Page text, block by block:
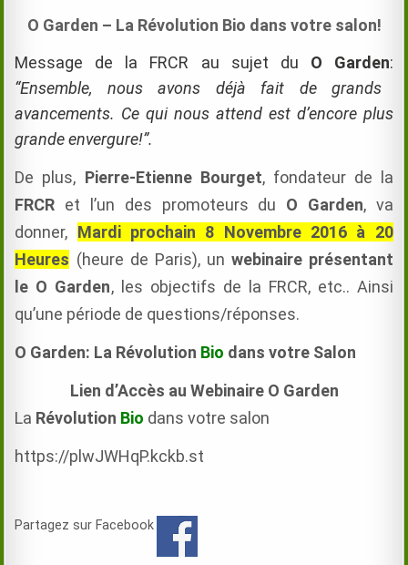
O Garden – La Révolution Bio dans votre salon!
Message de la FRCR au sujet du O Garden:
“Ensemble, nous avons déjà fait de grands
avancements. Ce qui nous attend est d’encore plus
grande envergure!”.
De plus, Pierre-Etienne Bourget, fondateur de la
FRCR et l’un des promoteurs du O Garden, va
donner, Mardi prochain 8 Novembre 2016 à 20
Heures (heure de Paris),un webinaireprésentant
le O Garden, les objectifs de la FRCR, etc.. Ainsi
qu’une période de questions/réponses.
O Garden: La Révolution Bio dans votre Salon
Lien d’Accès au Webinaire O Garden
La Révolution Bio dans votre salon
https://plwJWHqP.kckb.st
Partagez sur Facebook